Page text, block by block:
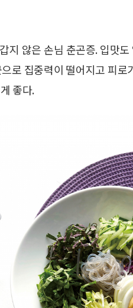
지 않은 손님 춘곤증. 입맛
로 집중력이 떨어지고 피
좋다.